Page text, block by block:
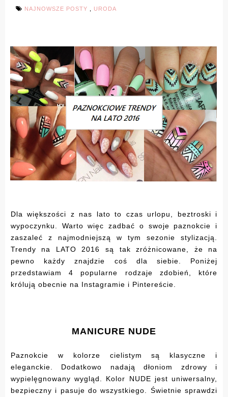
NAJNOWSZE POSTY URODA
Dla większości z nas lato to czas urlopu, beztroski i
wypoczynku. Warto więc zadbać o swoje paznokcie i
zaszaleć z najmodniejszą w tym sezonie stylizacją.
Trendy na LATO 2016 są tak zróżnicowane, że na
pewno każdy znajdzie coś dla siebie. Poniżej
przedstawiam 4 popularne rodzaje zdobień, które
królują obecnie na Instagramie i Pintereście.
MANICURE NUDE
Paznokcie w kolorze cielistym są klasyczne i
eleganckie. Dodatkowo nadają dłoniom zdrowy i
wypielęgnowany wygląd. Kolor NUDE jest uniwersalny,
bezpieczny i pasuje do wszystkiego. Świetnie sprawdzi